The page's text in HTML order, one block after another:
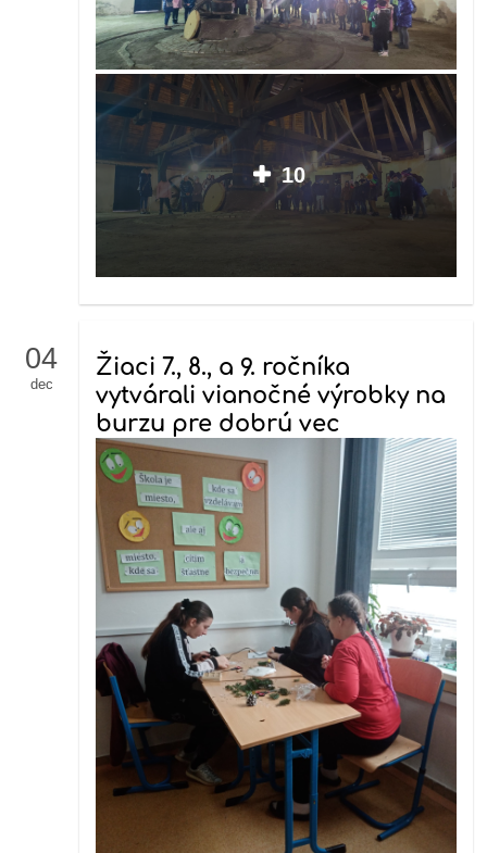
10
04
dec
Žiaci 7., 8., a 9. ročníka
vytvárali vianočné výrobky na
burzu pre dobrú vec